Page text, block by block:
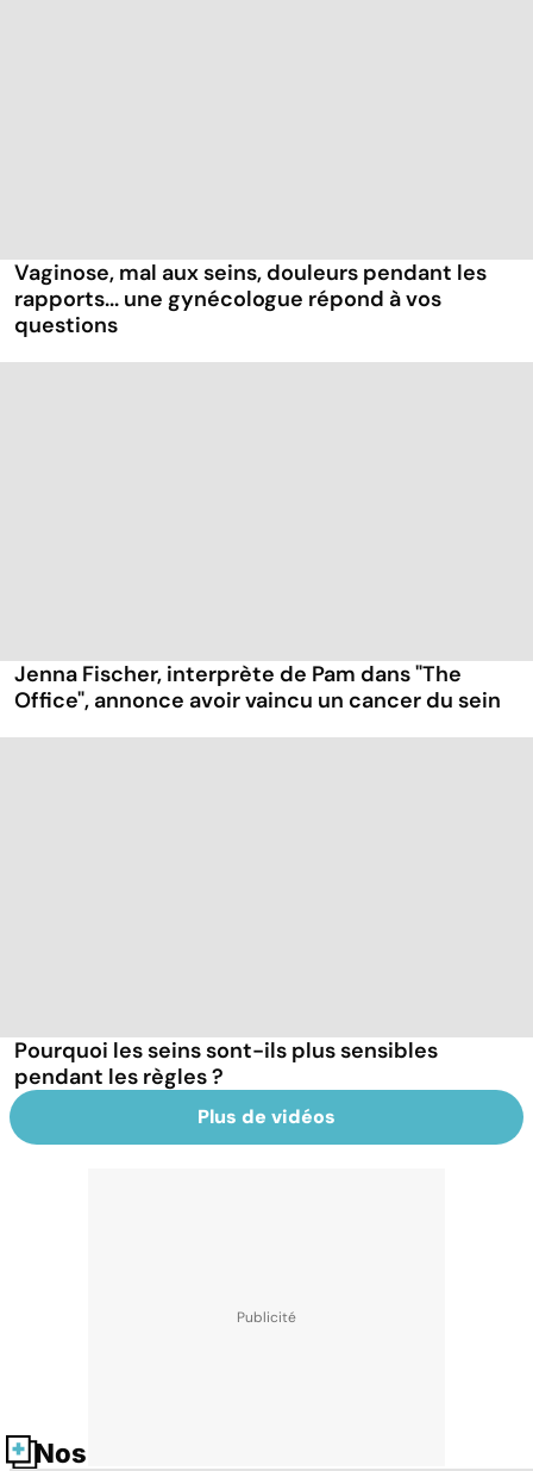
Vaginose, mal aux seins, douleurs pendant les
rapports... une gynécologue répond à vos
questions
Jenna Fischer, interprète de Pam dans "The
Office", annonce avoir vaincu un cancer du sein
Pourquoi les seins sont-ils plus sensibles
pendant les règles ?
Plus de vidéos
Nos fiches santé